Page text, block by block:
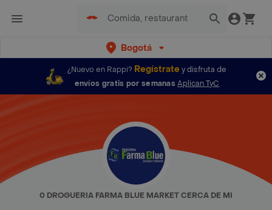
Bogotá
¿Nuevo en Rappi? Regístratey disfruta de
envíos gratis por semanas Aplican TyC
0 DROGUERIA FARMA BLUE MARKET CERCA DE MI